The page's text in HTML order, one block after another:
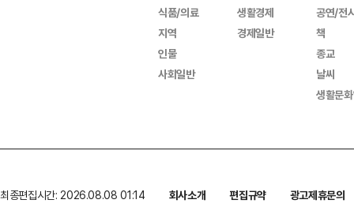
식품/의료
지역
인물
사회일반
생활경제
경제일반
공연/전
책
종교
날씨
생활문
최종편집시간: 2026.08.08 01:14 회사소개 편집규약
광고제휴문의